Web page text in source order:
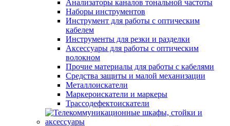
Анализаторы каналов тональной частоты
Наборы инструментов
Инструмент для работы с оптическим
кабелем
Инструменты для резки и разделки
Аксессуары для работы с оптическим
волокном
Прочие материалы для работы с кабелями
Средства защиты и малой механизации
Металлоискатели
Маркероискатели и маркеры
Трассодефектоискатели